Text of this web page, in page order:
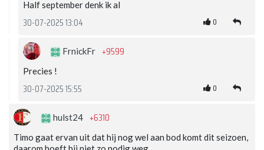
Half september denk ik al
30-07-2025 13:04 0
FrnickFr +9599
Precies !
30-07-2025 15:55 0
hulst24 +6310
Timo gaat ervan uit dat hij nog wel aan bod komt dit seizoen,